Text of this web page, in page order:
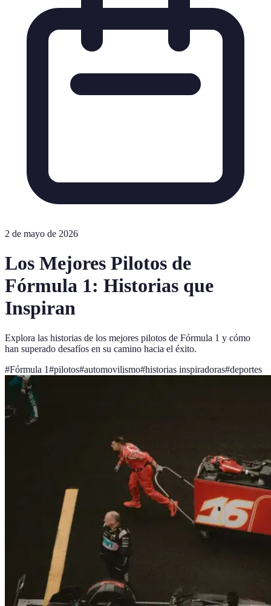
2 de mayo de 2026
Los Mejores Pilotos de
Fórmula 1: Historias que
Inspiran
Explora las historias de los mejores pilotos de Fórmula 1 y cómo
han superado desafíos en su camino hacia el éxito.
#Fórmula 1#pilotos#automovilismo#historias inspiradoras#deportes